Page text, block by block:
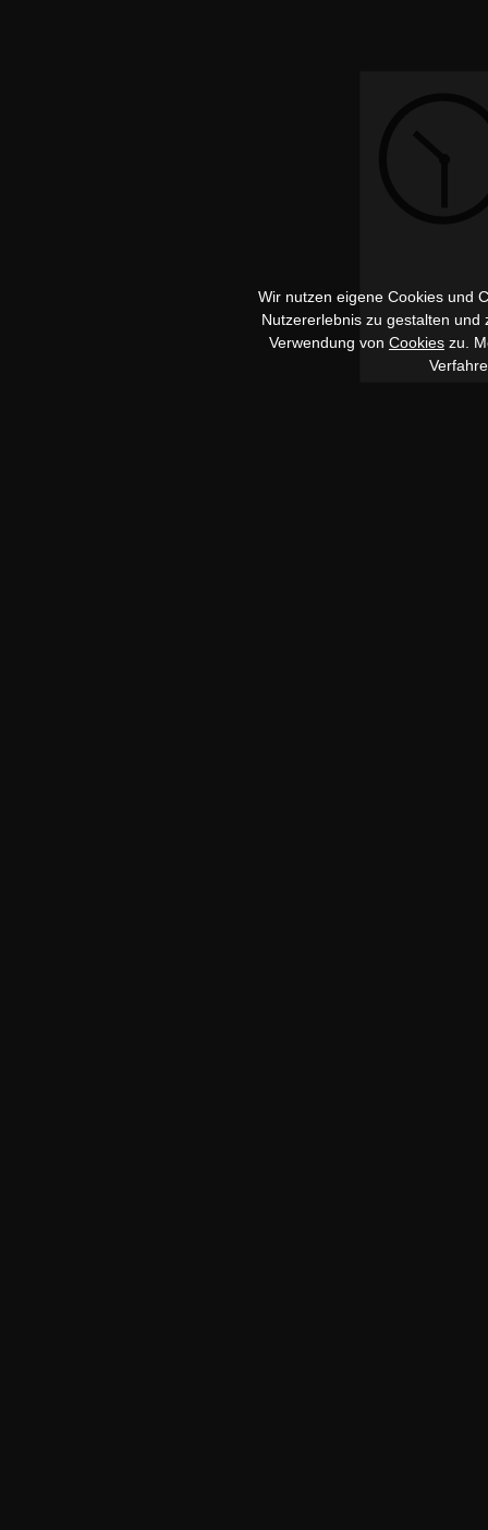
Wir nutzen eigene Cookies und
Nutzererlebnis zu gestalten
Verwendung von Cookies zu.